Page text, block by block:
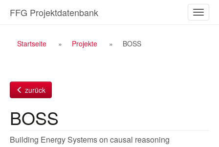
Inhalt
ein-/
FFG Projektdatenbank
Breadcrumb
Startseite Projekte BOSS
zurück
BOSS
Building Energy Systems on causal reasoning